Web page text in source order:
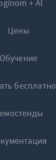
Закрыть
+ AI
Цены
Обучение
бесплатно